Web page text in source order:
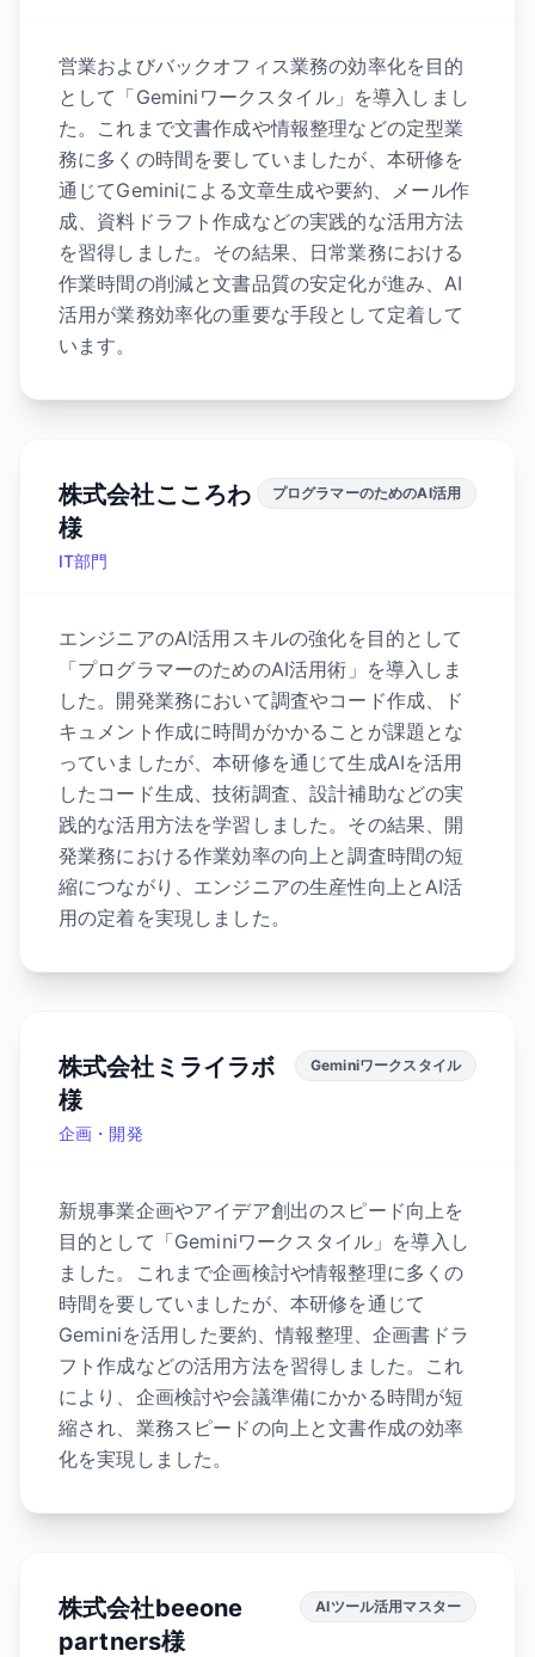
営業およびバックオフィス業務の効率化を目的
として「Geminiワークスタイル」を導入しまし
た。これまで文書作成や情報整理などの定型業
務に多くの時間を要していましたが、本研修を
通じてGeminiによる文章生成や要約、メール作
成、資料ドラフト作成などの実践的な活用方法
を習得しました。その結果、日常業務における
作業時間の削減と文書品質の安定化が進み、AI
活用が業務効率化の重要な手段として定着して
います。
株式会社こころわ
様
IT部門
プログラマーのためのAI活用
エンジニアのAI活用スキルの強化を目的として
「プログラマーのためのAI活用術」を導入しま
した。開発業務において調査やコード作成、ド
キュメント作成に時間がかかることが課題とな
っていましたが、本研修を通じて生成AIを活用
したコード生成、技術調査、設計補助などの実
践的な活用方法を学習しました。その結果、開
発業務における作業効率の向上と調査時間の短
縮につながり、エンジニアの生産性向上とAI活
用の定着を実現しました。
株式会社ミライラボ
様
企画・開発
Geminiワークスタイル
新規事業企画やアイデア創出のスピード向上を
目的として「Geminiワークスタイル」を導入し
ました。これまで企画検討や情報整理に多くの
時間を要していましたが、本研修を通じて
Geminiを活用した要約、情報整理、企画書ドラ
フト作成などの活用方法を習得しました。これ
により、企画検討や会議準備にかかる時間が短
縮され、業務スピードの向上と文書作成の効率
化を実現しました。
株式会社beeone
partners様
AIツール活用マスター